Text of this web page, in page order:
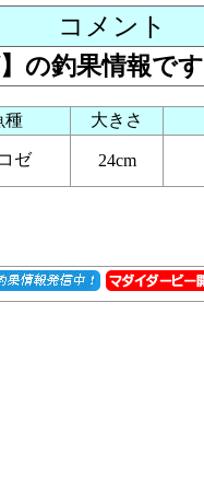
コメント
の釣果情報です
種 大きさ
ゼ 24cm